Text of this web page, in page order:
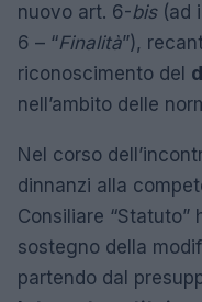
nuovo art. 6-bis(ad
6 – “Finalità”),
riconoscimento del
nell’ambito delle
Nel corso
dinnanzi alla
Consiliare “Statuto”
sostegno della
partendo dal